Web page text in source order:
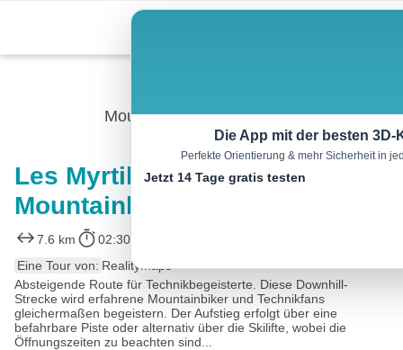
content
Mountainbike
Les Myrtilles – Vars mit dem
Mountainbike
7.6 km 02:30 h
Eine Tour von: RealityMaps
Absteigende Route für Technikbegeisterte. Diese Downhill-
Strecke wird erfahrene Mountainbiker und Technikfans
gleichermaßen begeistern. Der Aufstieg erfolgt über eine
befahrbare Piste oder alternativ über die Skilifte, wobei die
Öffnungszeiten zu beachten sind...
Die App mit der besten 3D-
Perfekte Orientierung & mehr Sicherheit in
Jetzt 14 Tage gratis testen